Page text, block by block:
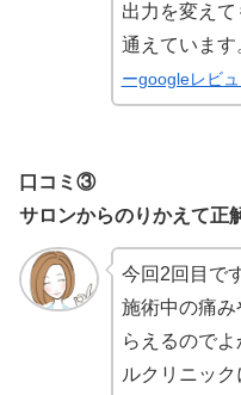
出力を変えて
通えています
ーgoogleレビ
口コミ③
サロンからのりかえて正
今回2回目です
施術中の痛
らえるので
ルクリニッ